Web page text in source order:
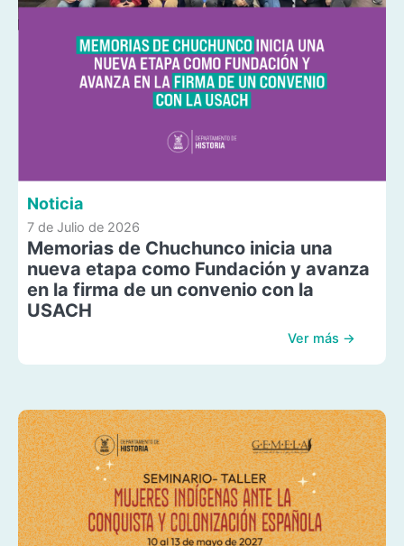
Noticia
7 de Julio de 2026
Memorias de Chuchunco inicia una
nueva etapa como Fundación y avanza
en la firma de un convenio con la
USACH
Ver más →